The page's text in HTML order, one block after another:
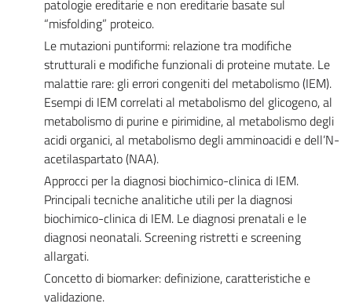
patologie ereditarie e non ereditarie basate sul
“misfolding” proteico.
Le mutazioni puntiformi: relazione tra modifiche
strutturali e modifiche funzionali di proteine mutate. Le
malattie rare: gli errori congeniti del metabolismo (IEM).
Esempi di IEM correlati al metabolismo del glicogeno, al
metabolismo di purine e pirimidine, al metabolismo degli
acidi organici, al metabolismo degli amminoacidi e dell’N-
acetilaspartato (NAA).
Approcci per la diagnosi biochimico-clinica di IEM.
Principali tecniche analitiche utili per la diagnosi
biochimico-clinica di IEM. Le diagnosi prenatali e le
diagnosi neonatali. Screening ristretti e screening
allargati.
Concetto di biomarker: definizione, caratteristiche e
validazione.